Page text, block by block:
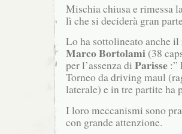
Mischia chiusa e rimessa
lì che si deciderà gran
Lo ha sottolineato anche
Marco Bortolami (38
per l’assenza di Parisse :”
Torneo da driving maul
laterale) e in tre partite ha
I loro meccanismi sono
con grande attenzione.